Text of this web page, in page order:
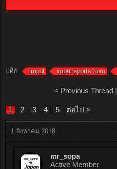
แท็ก: impul impul sports horn
< Previous Thread|
1 2 3 4 5 ต่อไป >
1 สิงหาคม 2018
mr_sopa
Active Member